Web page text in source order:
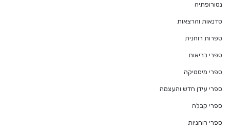
נטורופתיה
סדנאות והרצאות
ספרות רוחנית
ספרי בריאות
ספרי מיסטיקה
ספרי עידן חדש והעצמה
ספרי קבלה
ספרי רוחניות